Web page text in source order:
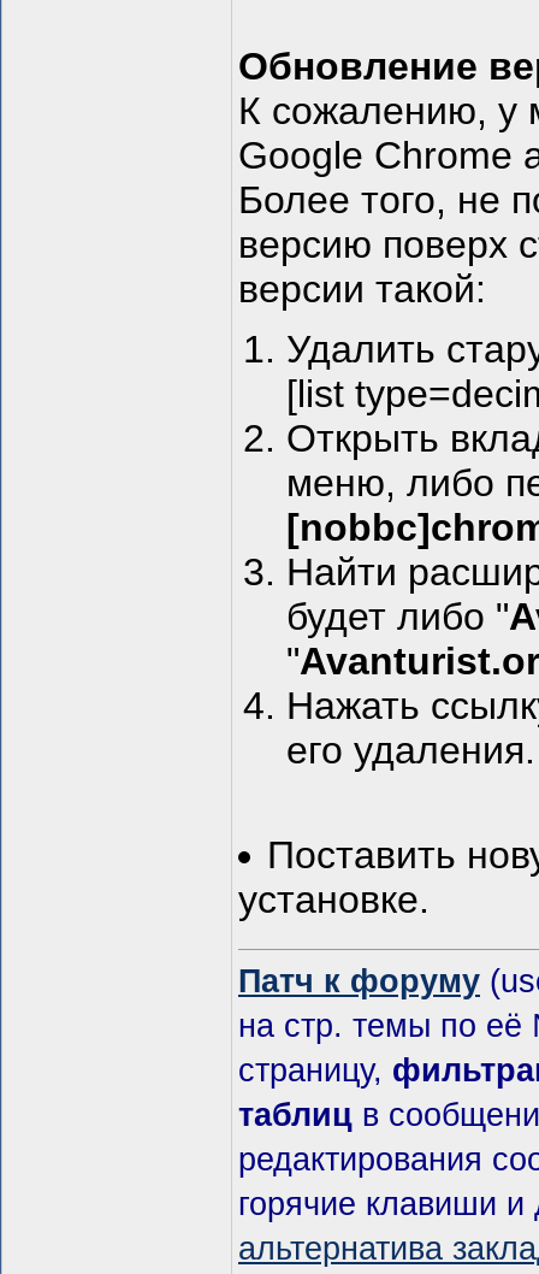
Обновление
К сожалению, у
Google Chrome
Более того, не
версию поверх
версии такой:
Удалить
[list
Открыть
меню, либо
Найти
будет либо "
"
Нажать
его удаления.
Поставить
установке.
Патч к форуму
на стр. темы по
страницу,
таблиц в
редактирования
горячие клавиши
альтернатива